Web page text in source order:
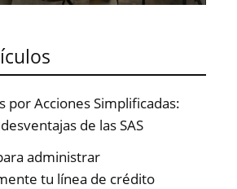
por Acciones Simplificadas:
de las SAS
administrar
tu línea de crédito